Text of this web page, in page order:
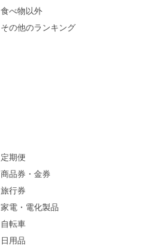
食べ物以外
その他のランキング
定期便
商品券・金券
旅行券
家電・電化製品
自転車
日用品